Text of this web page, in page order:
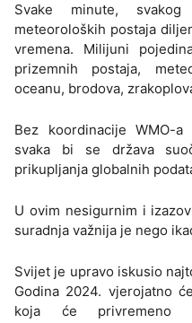
Svake minute,
meteoroloških postaja
vremena. Milijuni
prizemnih postaja,
oceanu, brodova,
Bez koordinacije WMO-
svaka bi se država
prikupljanja globalnih
U ovim nesigurnim i
suradnja važnija je nego
Svijet je upravo iskusio
Godina 2024. vjerojatno
koja će privremeno